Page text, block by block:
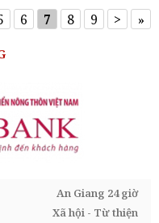
6 7 8 9 > »
An Giang 24 giờ
Xã hội - Từ thiện